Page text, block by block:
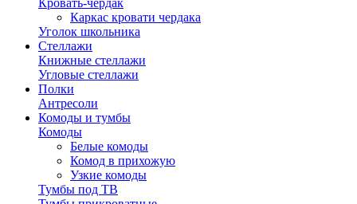
Кровать-чердак
Каркас кровати чердака
Уголок школьника
Стеллажи
Книжные стеллажи
Угловые стеллажи
Полки
Антресоли
Комоды и тумбы
Комоды
Белые комоды
Комод в прихожую
Узкие комоды
Тумбы под ТВ